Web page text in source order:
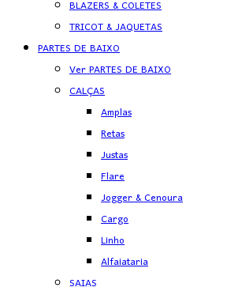
BLAZERS & COLETES
TRICOT & JAQUETAS
PARTES DE BAIXO
Ver PARTES DE BAIXO
CALÇAS
Amplas
Retas
Justas
Flare
Jogger & Cenoura
Cargo
Linho
Alfaiataria